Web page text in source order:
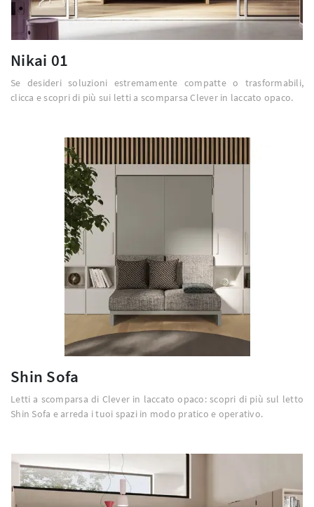
Nikai 01
Se desideri soluzioni estremamente compatte o trasformabili,
clicca e scopri di più sui letti a scomparsa Clever in laccato opaco.
Shin Sofa
Letti a scomparsa di Clever in laccato opaco: scopri di più sul letto
Shin Sofa e arreda i tuoi spazi in modo pratico e operativo.